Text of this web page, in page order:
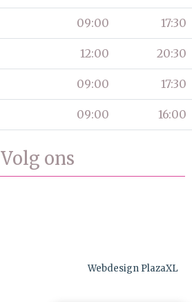
09:00 17:30
12:00 20:30
09:00 17:30
09:00 16:00
Volg ons
Webdesign PlazaXL